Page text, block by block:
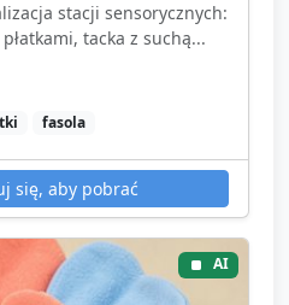
stacji sensorycznych:
tacka z suchą...
fasola
się, aby pobrać
AI